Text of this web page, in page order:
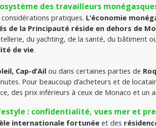
des travailleurs
pratiques. L’économie
de la Principauté réside en dehors de
du yachting, de la santé, du bâtiment
de vie.
Cap-d’Ail ou dans certaines parties de
Pour beaucoup d’acheteurs et de
des prix inférieurs à ceux de Monaco et un
: confidentialité, vues mer et
internationale fortunée et des